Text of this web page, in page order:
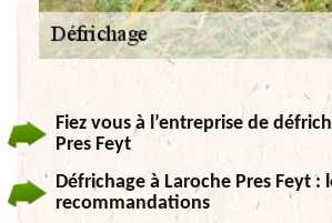
Fiez vous à l’entreprise de
Pres Feyt
Défrichage à Laroche Pres Feyt :
recommandations